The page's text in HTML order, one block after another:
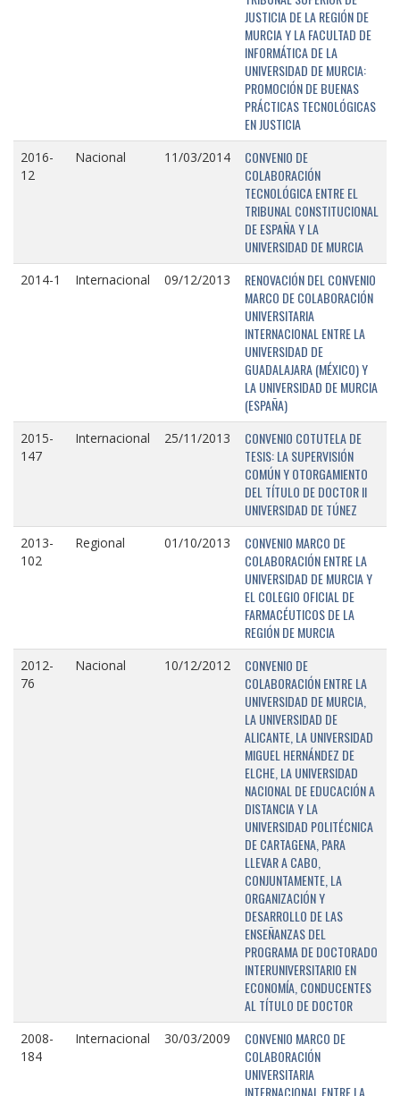
JUSTICIA DE LA REGIÓN DE
MURCIA Y LA FACULTAD DE
INFORMÁTICA DE LA
UNIVERSIDAD DE MURCIA:
PROMOCIÓN DE BUENAS
PRÁCTICAS TECNOLÓGICAS
EN JUSTICIA
2016-
12
Nacional 11/03/2014
CONVENIO DE
COLABORACIÓN
TECNOLÓGICA ENTRE EL
TRIBUNAL CONSTITUCIONAL
DE ESPAÑA Y LA
UNIVERSIDAD DE MURCIA
2014-1 Internacional 09/12/2013
RENOVACIÓN DEL CONVENIO
MARCO DE COLABORACIÓN
UNIVERSITARIA
INTERNACIONAL ENTRE LA
UNIVERSIDAD DE
GUADALAJARA (MÉXICO) Y
LA UNIVERSIDAD DE MURCIA
(ESPAÑA)
2015-
147
Internacional 25/11/2013
CONVENIO COTUTELA DE
TESIS: LA SUPERVISIÓN
COMÚN Y OTORGAMIENTO
DEL TÍTULO DE DOCTOR II
UNIVERSIDAD DE TÚNEZ
2013-
102
Regional 01/10/2013
CONVENIO MARCO DE
COLABORACIÓN ENTRE LA
UNIVERSIDAD DE MURCIA Y
EL COLEGIO OFICIAL DE
FARMACÉUTICOS DE LA
REGIÓN DE MURCIA
2012-
76
Nacional 10/12/2012
CONVENIO DE
COLABORACIÓN ENTRE LA
UNIVERSIDAD DE MURCIA,
LA UNIVERSIDAD DE
ALICANTE, LA UNIVERSIDAD
MIGUEL HERNÁNDEZ DE
ELCHE, LA UNIVERSIDAD
NACIONAL DE EDUCACIÓN A
DISTANCIA Y LA
UNIVERSIDAD POLITÉCNICA
DE CARTAGENA, PARA
LLEVAR A CABO,
CONJUNTAMENTE, LA
ORGANIZACIÓN Y
DESARROLLO DE LAS
ENSEÑANZAS DEL
PROGRAMA DE DOCTORADO
INTERUNIVERSITARIO EN
ECONOMÍA, CONDUCENTES
AL TÍTULO DE DOCTOR
2008-
184
Internacional 30/03/2009
CONVENIO MARCO DE
COLABORACIÓN
UNIVERSITARIA
INTERNACIONAL ENTRE LA